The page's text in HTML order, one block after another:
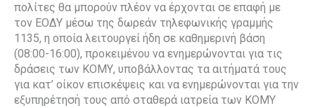
πολίτες θα μπορούν πλέον να έρχονται σε επαφή με
τον ΕΟΔΥ μέσω της δωρεάν τηλεφωνικής γραμμής
1135, η οποία λειτουργεί ήδη σε καθημερινή βάση
(08:00-16:00), προκειμένου να ενημερώνονται για τις
δράσεις των ΚΟΜΥ, υποβάλλοντας τα αιτήματά τους
για κατ’ οίκον επισκέψεις και να ενημερώνονται για την
εξυπηρέτησή τους από σταθερά ιατρεία των ΚΟΜΥ